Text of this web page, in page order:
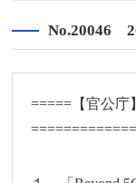
No.20046
=====【官公庁】